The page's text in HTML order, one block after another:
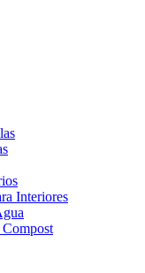
Interiores